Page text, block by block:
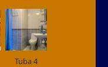
Tuba 4